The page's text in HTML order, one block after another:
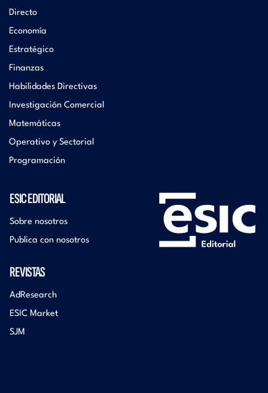
Directo
Economía
Estratégico
Finanzas
Habilidades Directivas
Investigación Comercial
Matemáticas
Operativo y Sectorial
Programación
ESIC EDITORIAL
Sobre nosotros
Publica con nosotros
REVISTAS
AdResearch
ESIC Market
SJM